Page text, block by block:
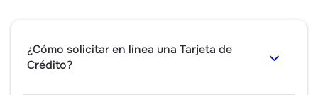
¿Cómo solicitar en línea una Tarjeta de
Crédito?